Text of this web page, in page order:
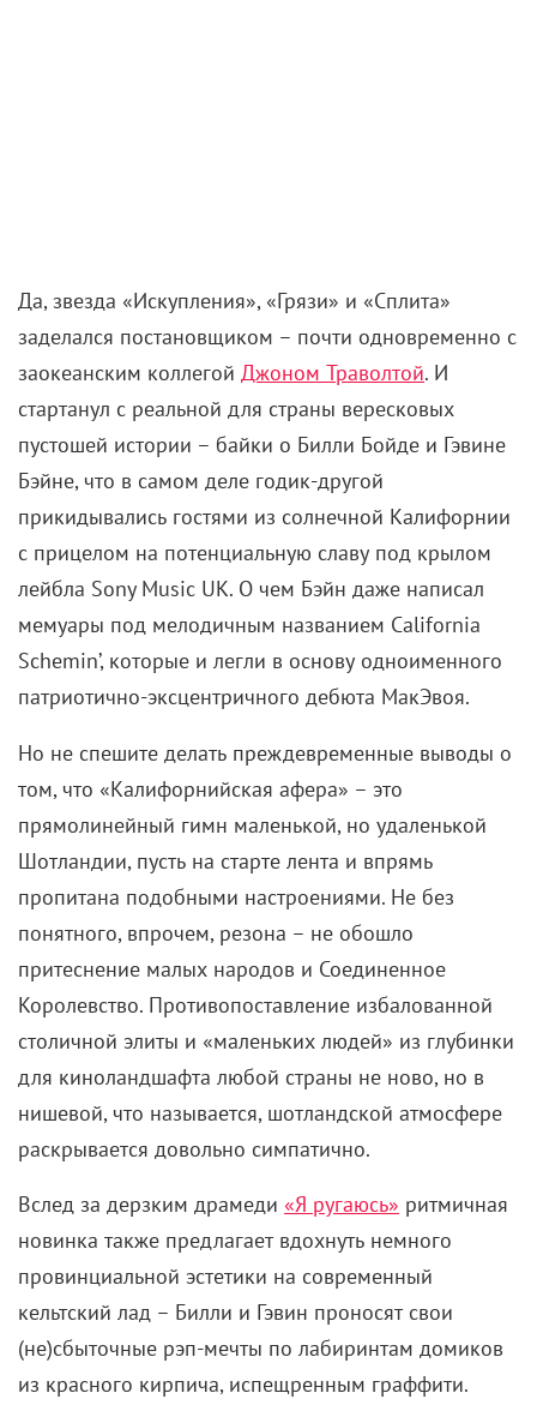
Да, звезда «Искупления», «Грязи» и «Сплита»
заделался постановщиком – почти одновременно с
заокеанским коллегой Джоном Траволтой. И
стартанул с реальной для страны вересковых
пустошей истории – байки о Билли Бойде и Гэвине
Бэйне, что в самом деле годик-другой
прикидывались гостями из солнечной Калифорнии
с прицелом на потенциальную славу под крылом
лейбла Sony Music UK. О чем Бэйн даже написал
мемуары под мелодичным названием California
Schemin’, которые и легли в основу одноименного
патриотично-эксцентричного дебюта МакЭвоя.
Но не спешите делать преждевременные выводы о
том, что «Калифорнийская афера» – это
прямолинейный гимн маленькой, но удаленькой
Шотландии, пусть на старте лента и впрямь
пропитана подобными настроениями. Не без
понятного, впрочем, резона – не обошло
притеснение малых народов и Соединенное
Королевство. Противопоставление избалованной
столичной элиты и «маленьких людей» из глубинки
для киноландшафта любой страны не ново, но в
нишевой, что называется, шотландской атмосфере
раскрывается довольно симпатично.
Вслед за дерзким драмеди «Я ругаюсь» ритмичная
новинка также предлагает вдохнуть немного
провинциальной эстетики на современный
кельтский лад – Билли и Гэвин проносят свои
(не)сбыточные рэп-мечты по лабиринтам домиков
из красного кирпича, испещренным граффити.